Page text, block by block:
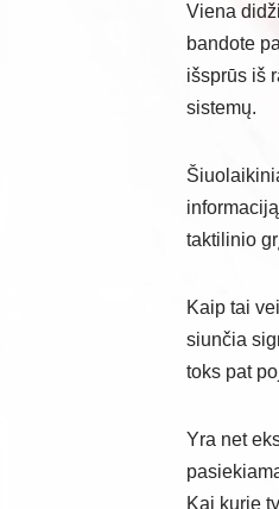
Viena
bandote
išsprūs iš
sistemų.
taktilinio
Kaip tai
siunčia
toks pat
Yra net
Kai kurie